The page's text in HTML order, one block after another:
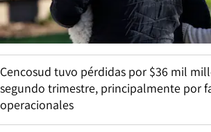
Cencosud tuvo pérdidas por $36 mil
segundo trimestre, principalmente por
operacionales